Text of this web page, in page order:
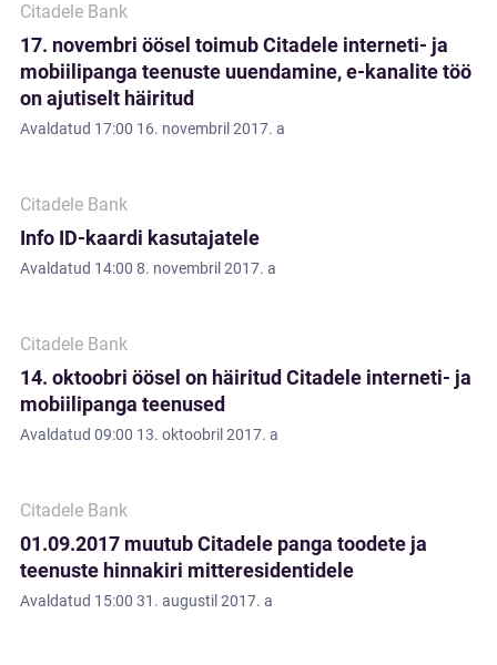
Citadele Bank
17. novembri öösel toimub Citadele interneti- ja
mobiilipanga teenuste uuendamine, e-kanalite töö
on ajutiselt häiritud
Avaldatud 17:00 16. novembril 2017. a
Citadele Bank
Info ID-kaardi kasutajatele
Avaldatud 14:00 8. novembril 2017. a
Citadele Bank
14. oktoobri öösel on häiritud Citadele interneti- ja
mobiilipanga teenused
Avaldatud 09:00 13. oktoobril 2017. a
Citadele Bank
01.09.2017 muutub Citadele panga toodete ja
teenuste hinnakiri mitteresidentidele
Avaldatud 15:00 31. augustil 2017. a